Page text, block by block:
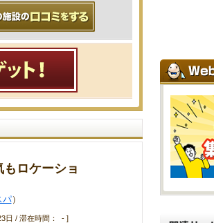
ロケーショ
パ）
日 / 滞在時間： - ]